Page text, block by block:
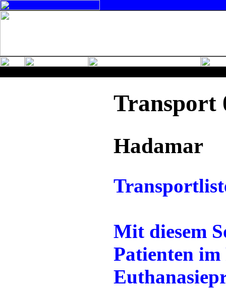
Transport
Hadamar
Mit diesem
Patienten im